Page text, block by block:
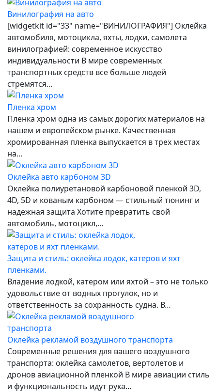
Винилография на авто
[widgetkit id="33" name="ВИНИЛОГРАФИЯ"] Оклейка
автомобиля, мотоцикла, яхты, лодки, самолета
винилографией: современное искусство
индивидуальности В мире современных
транспортных средств все больше людей
стремятся…
Пленка хром
Пленка хром одна из самых дорогих материалов на
нашем и европейском рынке. Качественная
хромированная пленка выпускается в трех местах
на…
Оклейка авто карбоном 3D
Оклейка полиуретановой карбоновой пленкой 3D,
4D, 5D и кованым карбоном — стильный тюнинг и
надежная защита Хотите превратить свой
автомобиль, мотоцикл,…
Защита и стиль: оклейка лодок, катеров и яхт
пленками.
Владение лодкой, катером или яхтой – это не только
удовольствие от водных прогулок, но и
ответственность за сохранность судна. В…
Оклейка рекламой воздушного транспорта
Современные решения для вашего воздушного
транспорта: оклейка самолетов, вертолетов и
дронов авиационной пленкой В мире авиации стиль
и функциональность идут рука…